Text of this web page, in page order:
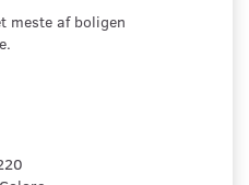
meste af boligen